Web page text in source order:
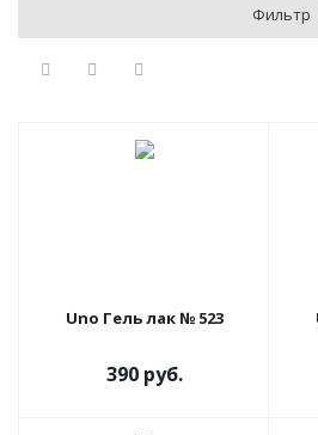
Фильтр
Uno Гель лак № 523
390 руб.